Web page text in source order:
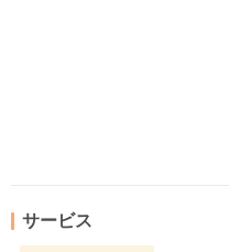
サービス